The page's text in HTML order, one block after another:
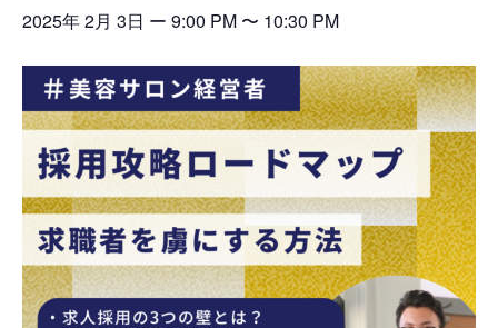
2025年 2月 3日 ー 9:00 PM 〜 10:30 PM